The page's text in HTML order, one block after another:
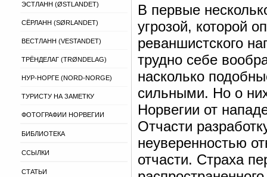
ЭСТЛАНН (ØSTLANDET)
СЁРЛАНН (SØRLANDET)
ВЕСТЛАНН (VESTANDET)
ТРЁНДЕЛАГ (TRØNDELAG)
НУР-НОРГЕ (NORD-NORGE)
ТУРИСТУ НА ЗАМЕТКУ
ФОТОГРАФИИ НОРВЕГИИ
БИБЛИОТЕКА
ССЫЛКИ
СТАТЬИ
В первые
угрозой, которой
реваншистского
трудно себе
насколько
сильными. Но о
Норвегии от
Отчасти
неуверенностью
отчасти. Страха